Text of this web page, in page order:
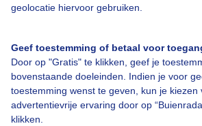
geolocatie hiervoor gebruiken.
Geef toestemming of betaal voor
Door op "Gratis" te klikken, geef je
bovenstaande doeleinden. Indien je voor
toestemming wenst te geven, kun je kiezen
advertentievrije ervaring door op
klikken.
Contact
Toegankelijkheid
Gebruikersvoorwaarden